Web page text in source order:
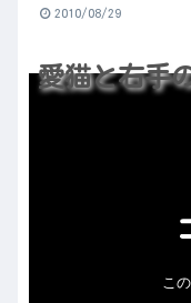
愛猫と右手
2010/08/29